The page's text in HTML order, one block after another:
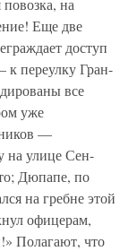
на
Еще две
доступ
переулку Гран-
все
уже
—
на улице Сен-
Дюпапе, по
на гребне этой
офицерам,
Полагают, что